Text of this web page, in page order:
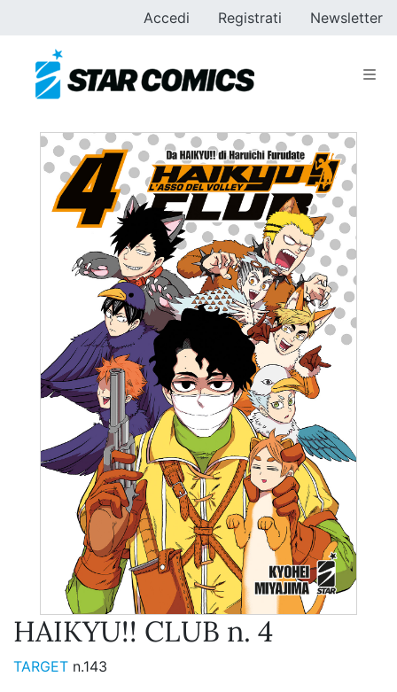
Accedi Registrati Newsletter
HAIKYU!! CLUB n. 4
TARGET n.143